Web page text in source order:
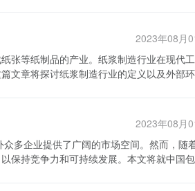
，纸浆制造商需要投资于环保设施和技术
己的优势和挑战。纸浆制造商需要面对的
采取合适的策略来应对，以确保行业的可
竞争是指企业通过降低生产成本，提高生
耗等方面是影响生产成本的重要因素。 此
业有一定的监管和支持政策，对环保要求
识的不断增强，纸浆制造行业将进一步加
，探索新的发展模式，构建可持续发展的纸
2023年08月
张等纸制品的产业。纸浆制造行业在现代
文章将探讨纸浆制造行业的定义以及外部
纸、卫生纸、报纸、杂志等各种纸制品的生
动对该行业的影响极为重要。木材资源的
2023年08月
保持竞争力和可持续发展。本文将就中国